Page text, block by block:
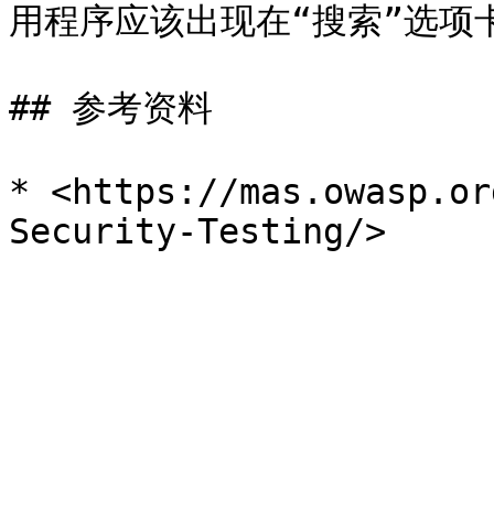
用程序应该出现在“搜索”选项
## 参考资料
* <https://